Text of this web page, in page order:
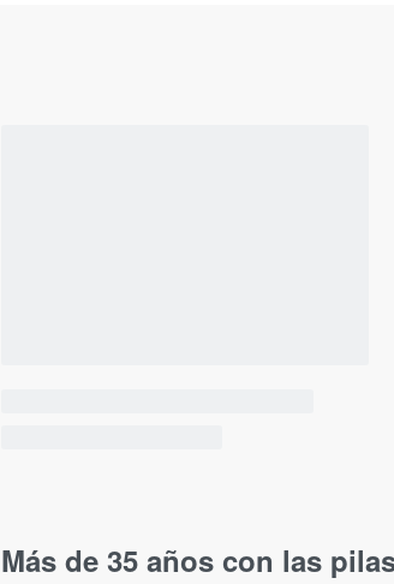
Más de 35 años con las